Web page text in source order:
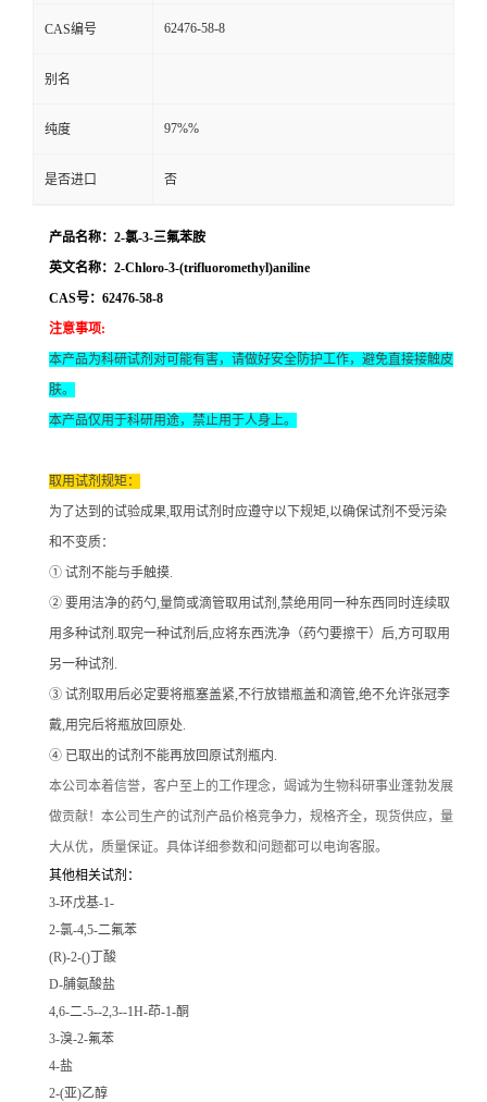
CAS编号 62476-58-8
别名
纯度 97%%
是否进口 否
产品名称：2-氯-3-三氟苯胺
英文名称：2-Chloro-3-(trifluoromethyl)aniline
CAS号：62476-58-8
注意事项:
本产品为科研试剂对可能有害，请做好安全防护工作，避免直接接触皮
肤。
本产品仅用于科研用途，禁止用于人身上。
取用试剂规矩：
为了达到的试验成果,取用试剂时应遵守以下规矩,以确保试剂不受污染
和不变质：
① 试剂不能与手触摸.
② 要用洁净的药勺,量筒或滴管取用试剂,禁绝用同一种东西同时连续取
用多种试剂.取完一种试剂后,应将东西洗净（药勺要擦干）后,方可取用
另一种试剂.
③ 试剂取用后必定要将瓶塞盖紧,不行放错瓶盖和滴管,绝不允许张冠李
戴,用完后将瓶放回原处.
④ 已取出的试剂不能再放回原试剂瓶内.
本公司本着信誉，客户至上的工作理念，竭诚为生物科研事业蓬勃发展
做贡献！本公司生产的试剂产品价格竞争力，规格齐全，现货供应，量
大从优，质量保证。具体详细参数和问题都可以电询客服。
其他相关试剂：
3-环戊基-1-
2-氯-4,5-二氟苯
(R)-2-()丁酸
D-脯氨酸盐
4,6-二-5--2,3--1H-茚-1-酮
3-溴-2-氟苯
4-盐
2-(亚)乙醇